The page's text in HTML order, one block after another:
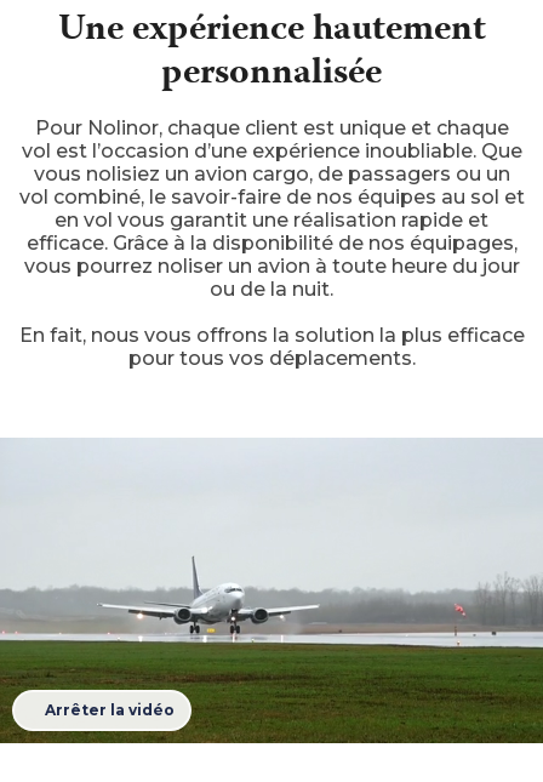
Une expérience hautement
personnalisée
Pour Nolinor, chaque client est unique et chaque
vol est l’occasion d’une expérience inoubliable. Que
vous nolisiez un avion cargo, de passagers ou un
vol combiné, le savoir-faire de nos équipes au sol et
en vol vous garantit une réalisation rapide et
efficace. Grâce à la disponibilité de nos équipages,
vous pourrez noliser un avion à toute heure du jour
ou de la nuit.
En fait, nous vous offrons la solution la plus efficace
pour tous vos déplacements.
Arrêter la vidéo